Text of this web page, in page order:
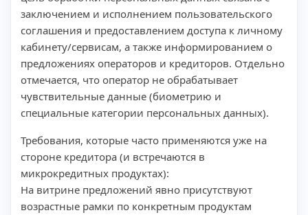
заключением и исполнением пользовательского
соглашения и предоставлением доступа к личному
кабинету/сервисам, а также информированием о
предложениях операторов и кредиторов. Отдельно
отмечается, что оператор не обрабатывает
чувствительные данные (биометрию и
специальные категории персональных данных).
Требования, которые часто применяются уже на
стороне кредитора (и встречаются в
микрокредитных продуктах):
На витрине предложений явно присутствуют
возрастные рамки по конкретным продуктам